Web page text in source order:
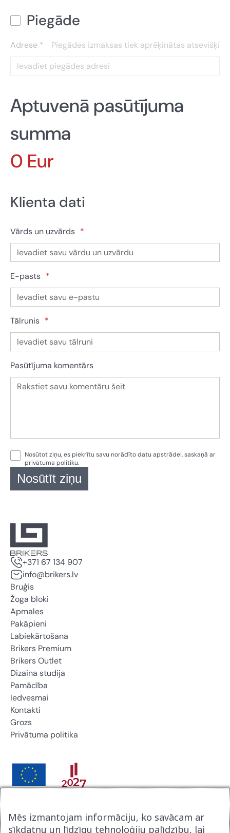
Piegāde
Adrese * Piegādes izmaksas tiek aprēķinātas atsevišķi
Aptuvenā pasūtījuma
summa
0 Eur
Klienta dati
Vārds un uzvārds *
E-pasts *
Tālrunis *
Pasūtījuma komentārs
Nosūtot ziņu, es piekrītu savu norādīto datu apstrādei, saskaņā ar
privātuma politiku.
Nosūtīt ziņu
+371 67 134 907
info@brikers.lv
Bruģis
Žoga bloki
Apmales
Pakāpieni
Labiekārtošana
Brikers Premium
Brikers Outlet
Dizaina studija
Pamācība
Iedvesmai
Kontakti
Grozs
Privātuma politika
Brikers Latvija SIA noslēdza līgumu ar Latvijas
Investīcijas un attīstības aģentūru par atbalsta procesu
Mēs izmantojam informāciju, ko savācam ar
sīkdatņu un līdzīgu tehnoloģiju palīdzību, lai